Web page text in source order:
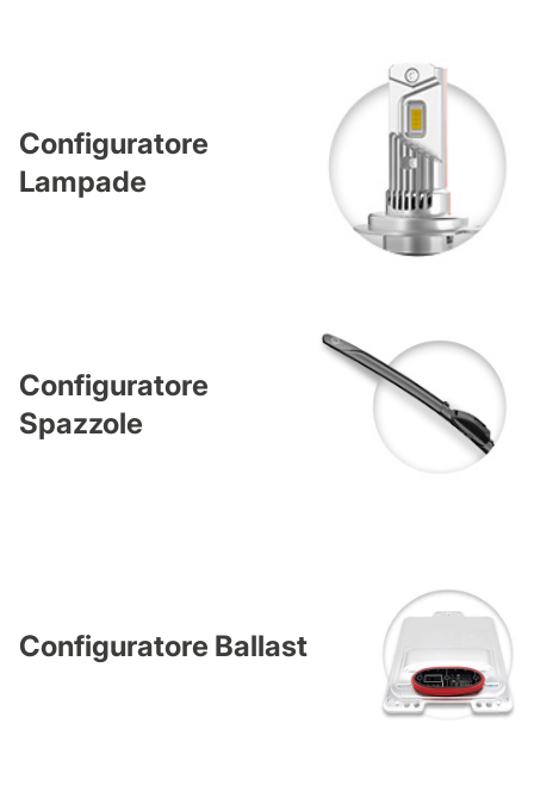
Configuratore
Lampade
Configuratore
Spazzole
Configuratore Ballast